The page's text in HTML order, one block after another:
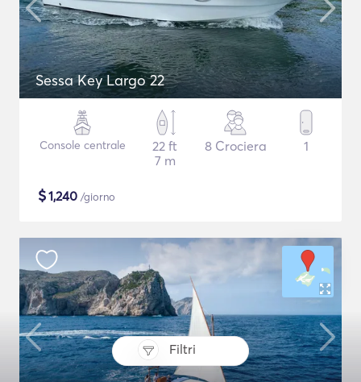
Filtri
Sessa Key Largo 22
Console centrale
22 ft
7 m
8 Crociera 1
$1,240 /giorno